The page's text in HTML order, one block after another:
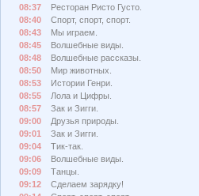
08:37
Ресторан Ристо Густо.
08:40
Спорт, спорт, спорт.
08:43
Мы играем.
08:45
Волшебные виды.
08:48
Волшебные рассказы.
08:50
Мир животных.
08:53
Истории Генри.
08:55
Лола и Цифры.
08:57
Зак и Зигги.
09:00
Друзья природы.
09:01
Зак и Зигги.
09:04
Тик-так.
09:06
Волшебные виды.
09:09
Танцы.
09:12
Сделаем зарядку!